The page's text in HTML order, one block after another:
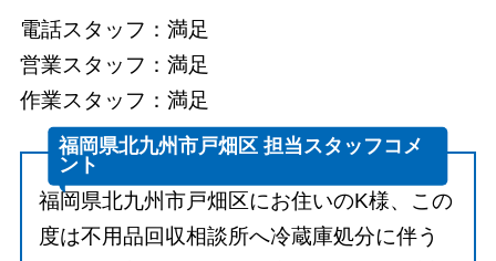
電話スタッフ：満足
営業スタッフ：満足
作業スタッフ：満足
福岡県北九州市戸畑区 担当スタッフコメ
ント
福岡県北九州市戸畑区にお住いのK様、この
度は不用品回収相談所へ冷蔵庫処分に伴う